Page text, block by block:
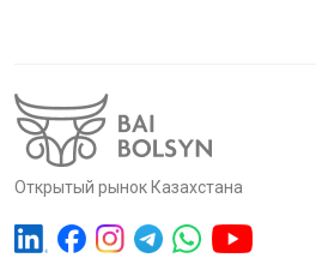
Открытый рынок Казахстана